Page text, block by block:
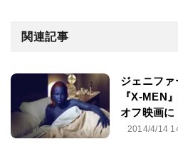
関連記事
ジェニフ
『X-MEN
オフ映画に
2014/4/14